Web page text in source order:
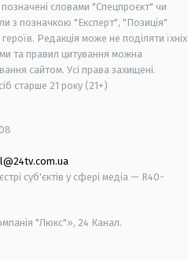
позначені словами "Спецпроєкт" чи
з позначкою "Експерт", "Позиція"
Редакція може не поділяти їхніх
та правил цитування можна
сайтом. Усі права захищені.
старше 21 року (21+)
суб'єктів у сфері медіа — R40-
"Люкс"», 24 Канал.